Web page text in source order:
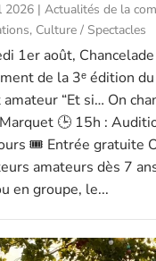
2026| Actualités de la
, Culture / Spectacles
1er août,
de la 3ᵉ édition
“Et si… On
🕒 15h :
🎟️ Entrée gratuite
amateurs dès 7
en groupe, le...